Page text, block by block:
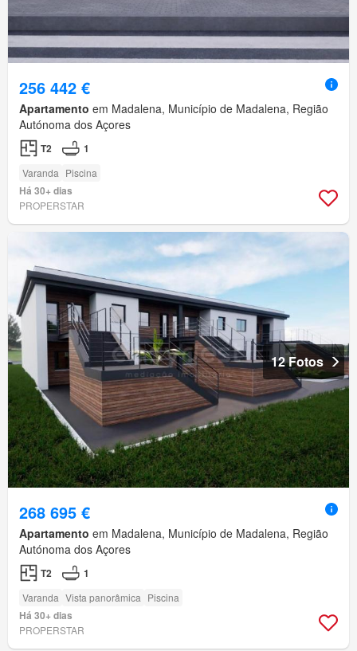
256 442 €
Apartamento em Madalena, Município de Madalena, Região
Autónoma dos Açores
T2 1
Varanda Piscina
Há 30+ dias
PROPERSTAR
12 Fotos
268 695 €
Apartamento em Madalena, Município de Madalena, Região
Autónoma dos Açores
T2 1
Varanda Vista panorâmica Piscina
Há 30+ dias
PROPERSTAR